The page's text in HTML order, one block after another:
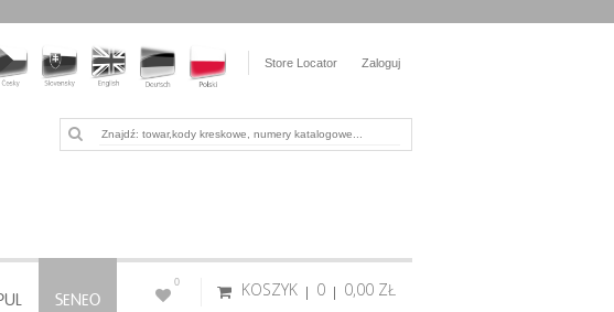
Store Locator Zaloguj
SENEO KOSZYK 0 0,00 ‎ZŁ
0